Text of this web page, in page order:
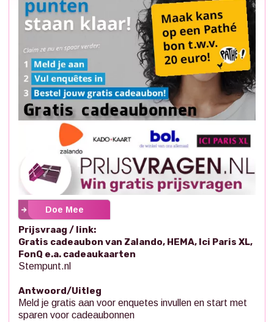
Doe Mee
Prijsvraag / link:
Gratis cadeaubon van Zalando, HEMA, Ici Paris XL,
FonQ e.a. cadeaukaarten
Stempunt.nl
Antwoord/Uitleg
Meld je gratis aan voor enquetes invullen en start met
sparen voor cadeaubonnen